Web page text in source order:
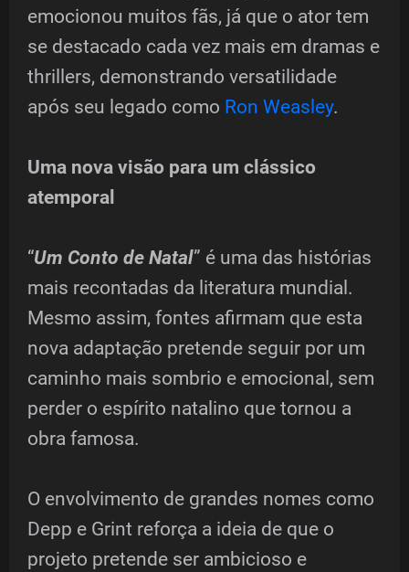
emocionou muitos fãs, já que o ator tem
se destacado cada vez mais em dramas e
thrillers, demonstrando versatilidade
após seu legado como Ron Weasley.
Uma nova visão para um clássico
atemporal
“Um Conto de Natal” é uma das histórias
mais recontadas da literatura mundial.
Mesmo assim, fontes afirmam que esta
nova adaptação pretende seguir por um
caminho mais sombrio e emocional, sem
perder o espírito natalino que tornou a
obra famosa.
O envolvimento de grandes nomes como
Depp e Grint reforça a ideia de que o
projeto pretende ser ambicioso e